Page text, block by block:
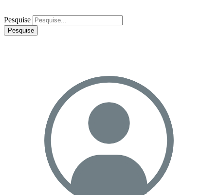
Pesquise
Pesquise